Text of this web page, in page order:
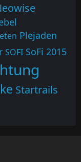
Plejaden
SOFI SoFi 2015
Startrails